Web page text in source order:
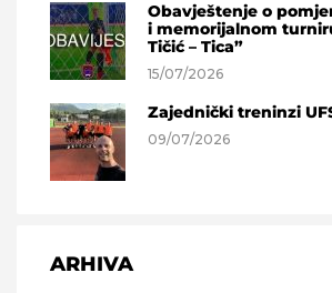
Obavještenje o
i memorijalnom
Tičić – Tica”
15/07/2026
Zajednički treninzi
09/07/2026
ARHIVA